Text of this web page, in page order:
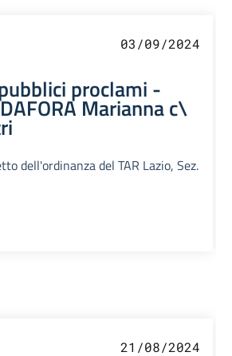
03/09/2024
proclami -
Marianna c\
dell'ordinanza del TAR Lazio, Sez.
21/08/2024